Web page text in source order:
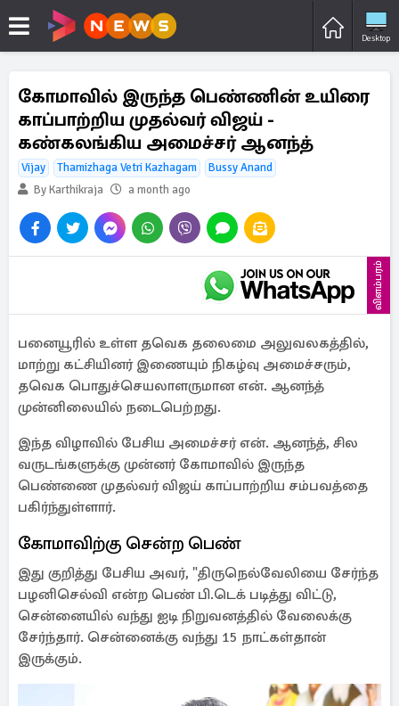
Desktop
கோமாவில் இருந்த பெண்ணின் உயிரை
காப்பாற்றிய முதல்வர் விஜய் -
கண்கலங்கிய அமைச்சர் ஆனந்த்
Vijay Thamizhaga Vetri Kazhagam
Bussy Anand
By Karthikraja
a month ago
விளம்பரம்
பனையூரில் உள்ள தவெக தலைமை அலுவலகத்தில்,
மாற்று கட்சியினர் இணையும் நிகழ்வு அமைச்சரும்,
தவெக பொதுச்செயலாளருமான என். ஆனந்த்
முன்னிலையில் நடைபெற்றது.
இந்த விழாவில் பேசிய அமைச்சர் என். ஆனந்த், சில
வருடங்களுக்கு முன்னர் கோமாவில் இருந்த
பெண்ணை முதல்வர் விஜய் காப்பாற்றிய சம்பவத்தை
பகிர்ந்துள்ளார்.
கோமாவிற்கு சென்ற பெண்
இது குறித்து பேசிய அவர், "திருநெல்வேலியை சேர்ந்த
பழனிசெல்வி என்ற பெண் பி.டெக் படித்து விட்டு,
சென்னையில் வந்து ஐடி நிறுவனத்தில் வேலைக்கு
சேர்ந்தார். சென்னைக்கு வந்து 15 நாட்கள்தான்
இருக்கும்.